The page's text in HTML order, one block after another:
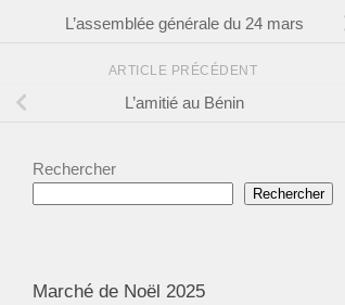
L’assemblée générale du 24 mars
ARTICLE PRÉCÉDENT
L’amitié au Bénin
Rechercher
Rechercher
Marché de Noël 2025